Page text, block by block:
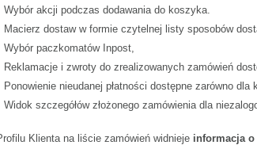
Wybór akcji podczas dodawania do koszyka.
Macierz dostaw w formie czytelnej listy sposobów
Wybór paczkomatów Inpost,
Reklamacje i zwroty do zrealizowanych zamówień
Ponowienie nieudanej płatności dostępne zarówno
Widok szczegółów złożonego zamówienia dla
Klienta na liście zamówień widnieje informacja o